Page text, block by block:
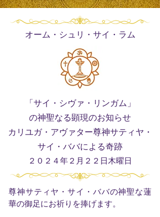
オーム・シュリ・サイ・ラム
「サイ・シヴァ・リンガム」
の神聖なる顕現のお知らせ
カリユガ・アヴァター尊神サティヤ・
サイ・ババによる奇跡
２０２４年２月２２日木曜日
尊神サティヤ・サイ・ババの神聖な蓮
華の御足にお祈りを捧げます。